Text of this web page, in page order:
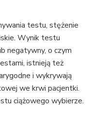
testu, stężenie
Wynik testu
negatywny, o czym
istnieją też
i wykrywają
we krwi pacjentki.
ciążowego wybierze.